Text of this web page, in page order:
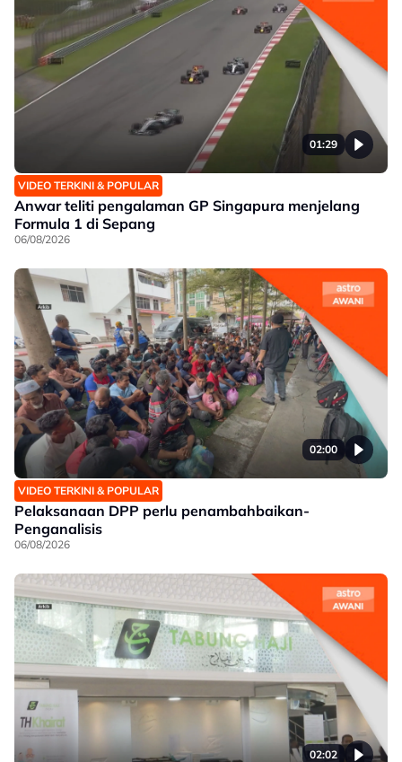
01:29
VIDEO TERKINI & POPULAR
Anwar teliti pengalaman GP Singapura menjelang
Formula 1 di Sepang
06/08/2026
02:00
VIDEO TERKINI & POPULAR
Pelaksanaan DPP perlu penambahbaikan-
Penganalisis
06/08/2026
02:02